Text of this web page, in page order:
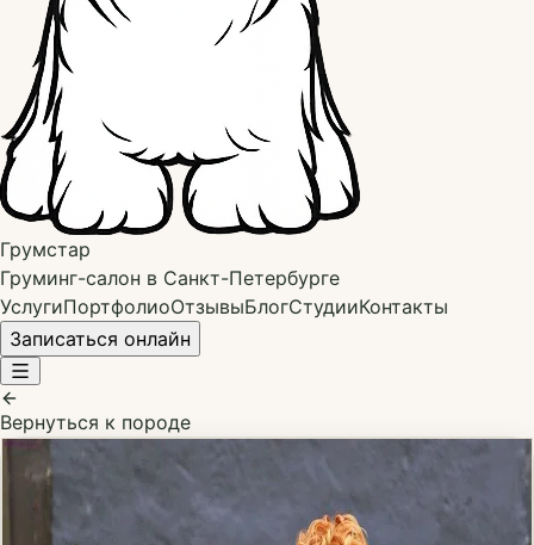
Грумстар
Груминг-салон в Санкт-Петербурге
УслугиПортфолиоОтзывыБлогСтудииКонтакты
Записаться онлайн
Вернуться к породе